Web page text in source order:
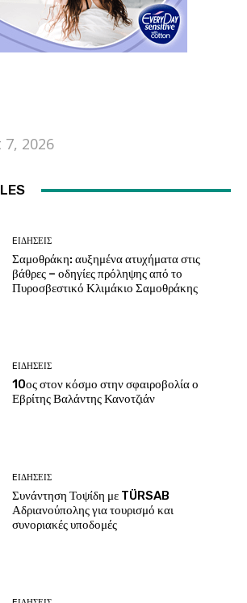
2026
EΙΔΗΣΕΙΣ
Σαμοθράκη: αυξημένα ατυχήματα στις
βάθρες – οδηγίες πρόληψης από το
Πυροσβεστικό Κλιμάκιο Σαμοθράκης
EΙΔΗΣΕΙΣ
10ος στον κόσμο στην σφαιροβολία ο
Εβρίτης Βαλάντης Κανοτζιάν
EΙΔΗΣΕΙΣ
Συνάντηση Τοψίδη με TÜRSAB
Αδριανούπολης για τουρισμό και
συνοριακές υποδομές